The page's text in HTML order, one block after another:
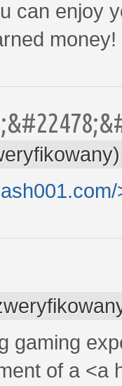
can enjoy
money!
gaming
of a <a